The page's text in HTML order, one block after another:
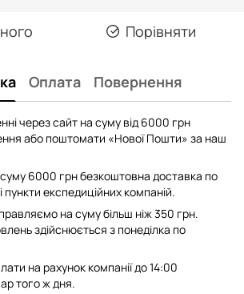
Порівняти
Оплата Повернення
через сайт на суму від 6000 грн
або поштомати «Нової Пошти» за наш
6000 грн безкоштовна доставка по
пункти експедиційних компаній.
на суму більш ніж 350 грн.
здійснюється з понеділка по
на рахунок компанії до 14:00
того ж дня.